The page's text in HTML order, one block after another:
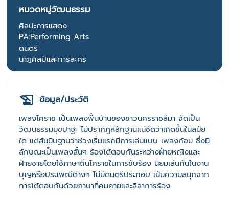
หมวดหมู่วัฒนธรรม
ศิลปะการแสดง
PA:Performing Arts
ดนตรี
นาฏศิลป์และการละคร
ข้อมูล/ประวัติ
เพลงโคราช เป็นเพลงพื้นบ้านของชาวนครราชสีมา จัดเป็น
วัฒนธรรมมุขปาฐะ ไม่ปรากฎหลักฐานแน่ชัดว่าเกิดขึ้นในสมัย
ใด แต่สันนิษฐานว่าช่วงเริ่มแรกมีการเล่นแบบ เพลงก้อม ซึ่งมี
ลักษณะเป็นเพลงสั้นๆ ร้องโต้ตอบกันระหว่างฝ่ายหญิงและ
ฝ่ายชายโดยใช้ภาษาถิ่นโคราชในการขับร้อง นิยมเล่นกันในงาน
บุญหรือประเพณีต่างๆ ไม่มีดนตรีประกอบ เน้นความสนุกจาก
การโต้ตอบกันด้วยภาษาที่คมคายและลีลาการร้อง